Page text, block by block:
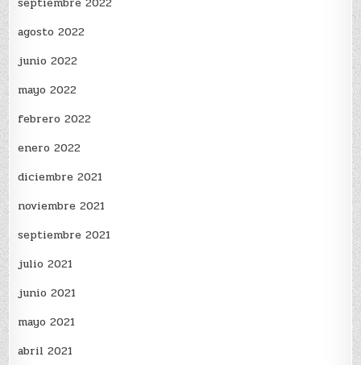
agosto 2022
junio 2022
mayo 2022
febrero 2022
enero 2022
diciembre 2021
noviembre 2021
septiembre 2021
julio 2021
junio 2021
mayo 2021
abril 2021